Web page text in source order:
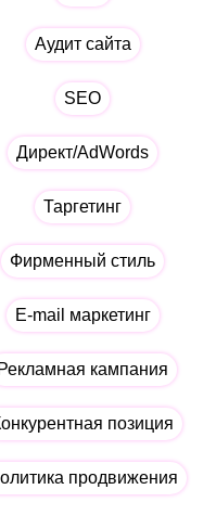
Аудит сайта
SEO
Директ/AdWords
Таргетинг
Фирменный стиль
E-mail маркетинг
Рекламная кампания
позиция
продвижения